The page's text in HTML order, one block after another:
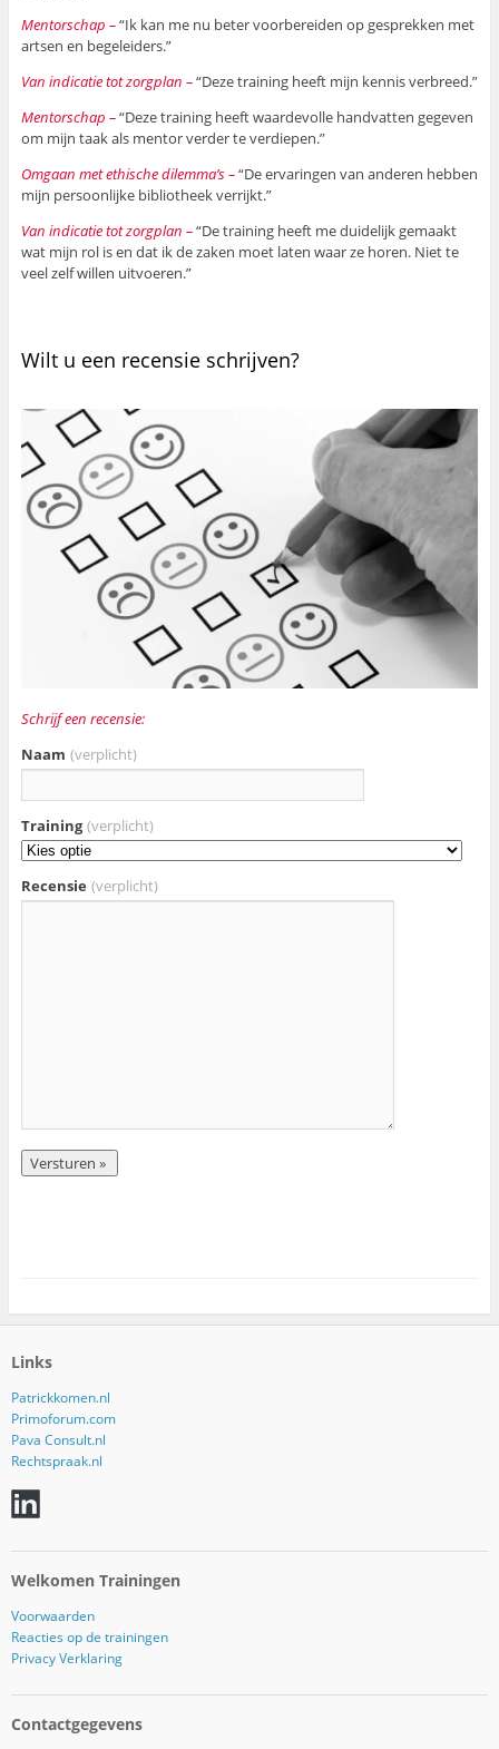
Mentorschap –“Ik kan me nu beter voorbereiden op gesprekken met
artsen en begeleiders.”
Van indicatie tot zorgplan –“Deze training heeft mijn kennis verbreed.”
Mentorschap –“Deze training heeft waardevolle handvatten gegeven
om mijn taak als mentor verder te verdiepen.”
Omgaan met ethische dilemma’s –“De ervaringen van anderen hebben
mijn persoonlijke bibliotheek verrijkt.”
Van indicatie tot zorgplan –“De training heeft me duidelijk gemaakt
wat mijn rol is en dat ik de zaken moet laten waar ze horen. Niet te
veel zelf willen uitvoeren.”
Wilt u een recensie schrijven?
Schrijf een recensie:
Naam (verplicht)
Training (verplicht)
Recensie (verplicht)
Links
Patrickkomen.nl
Primoforum.com
Pava Consult.nl
Rechtspraak.nl
Welkomen Trainingen
Voorwaarden
Reacties op de trainingen
Privacy Verklaring
Contactgegevens